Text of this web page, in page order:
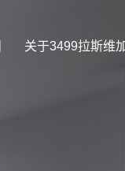
关于3499拉斯维